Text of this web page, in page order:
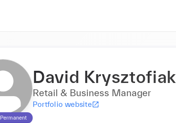
David Krysztofiak
Retail & Business Manager
Portfolio website